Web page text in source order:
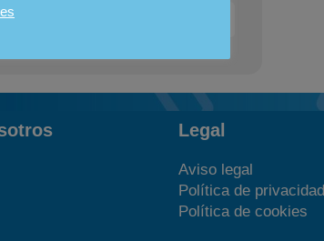
Legal
Aviso legal
Política de privacidad
Política de cookies